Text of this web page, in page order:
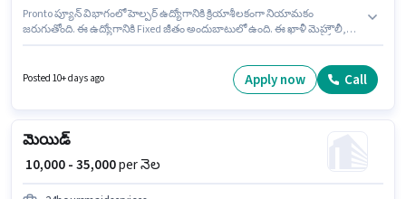
Pronto ప్యూన్ విభాగంలో హెల్పర్ ఉద్యోగానికి క్రియాశీలకంగా నియామకం
జరుగుతోంది. ఈ ఉద్యోగానికి Fixed జీతం అందుబాటులో ఉంది. ఈ ఖాళీ మెహ్రౌలీ,
₹35000 ఉంటుంది.
Posted 10+ days ago Apply now Call
మెయిడ్
₹ 10,000 - 35,000per నెల